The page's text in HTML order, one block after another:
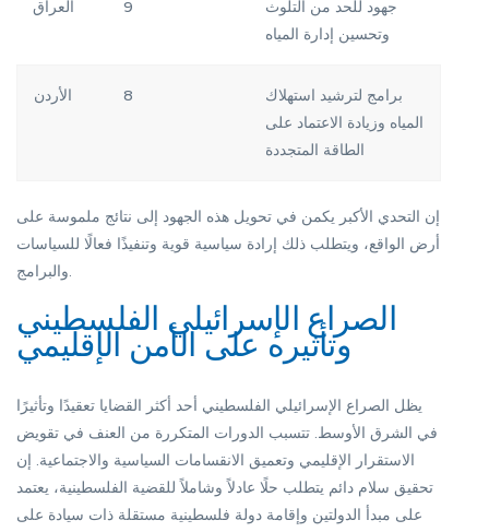
العراق 9
جهود للحد من التلوث
وتحسين إدارة المياه
الأردن 8
برامج لترشيد استهلاك
المياه وزيادة الاعتماد على
الطاقة المتجددة
إن التحدي الأكبر يكمن في تحويل هذه الجهود إلى نتائج ملموسة على
أرض الواقع، ويتطلب ذلك إرادة سياسية قوية وتنفيذًا فعالًا للسياسات
والبرامج.
الصراع الإسرائيلي الفلسطيني
وتأثيره على الأمن الإقليمي
يظل الصراع الإسرائيلي الفلسطيني أحد أكثر القضايا تعقيدًا وتأثيرًا
في الشرق الأوسط. تتسبب الدورات المتكررة من العنف في تقويض
الاستقرار الإقليمي وتعميق الانقسامات السياسية والاجتماعية. إن
تحقيق سلام دائم يتطلب حلًا عادلاً وشاملاً للقضية الفلسطينية، يعتمد
على مبدأ الدولتين وإقامة دولة فلسطينية مستقلة ذات سيادة على